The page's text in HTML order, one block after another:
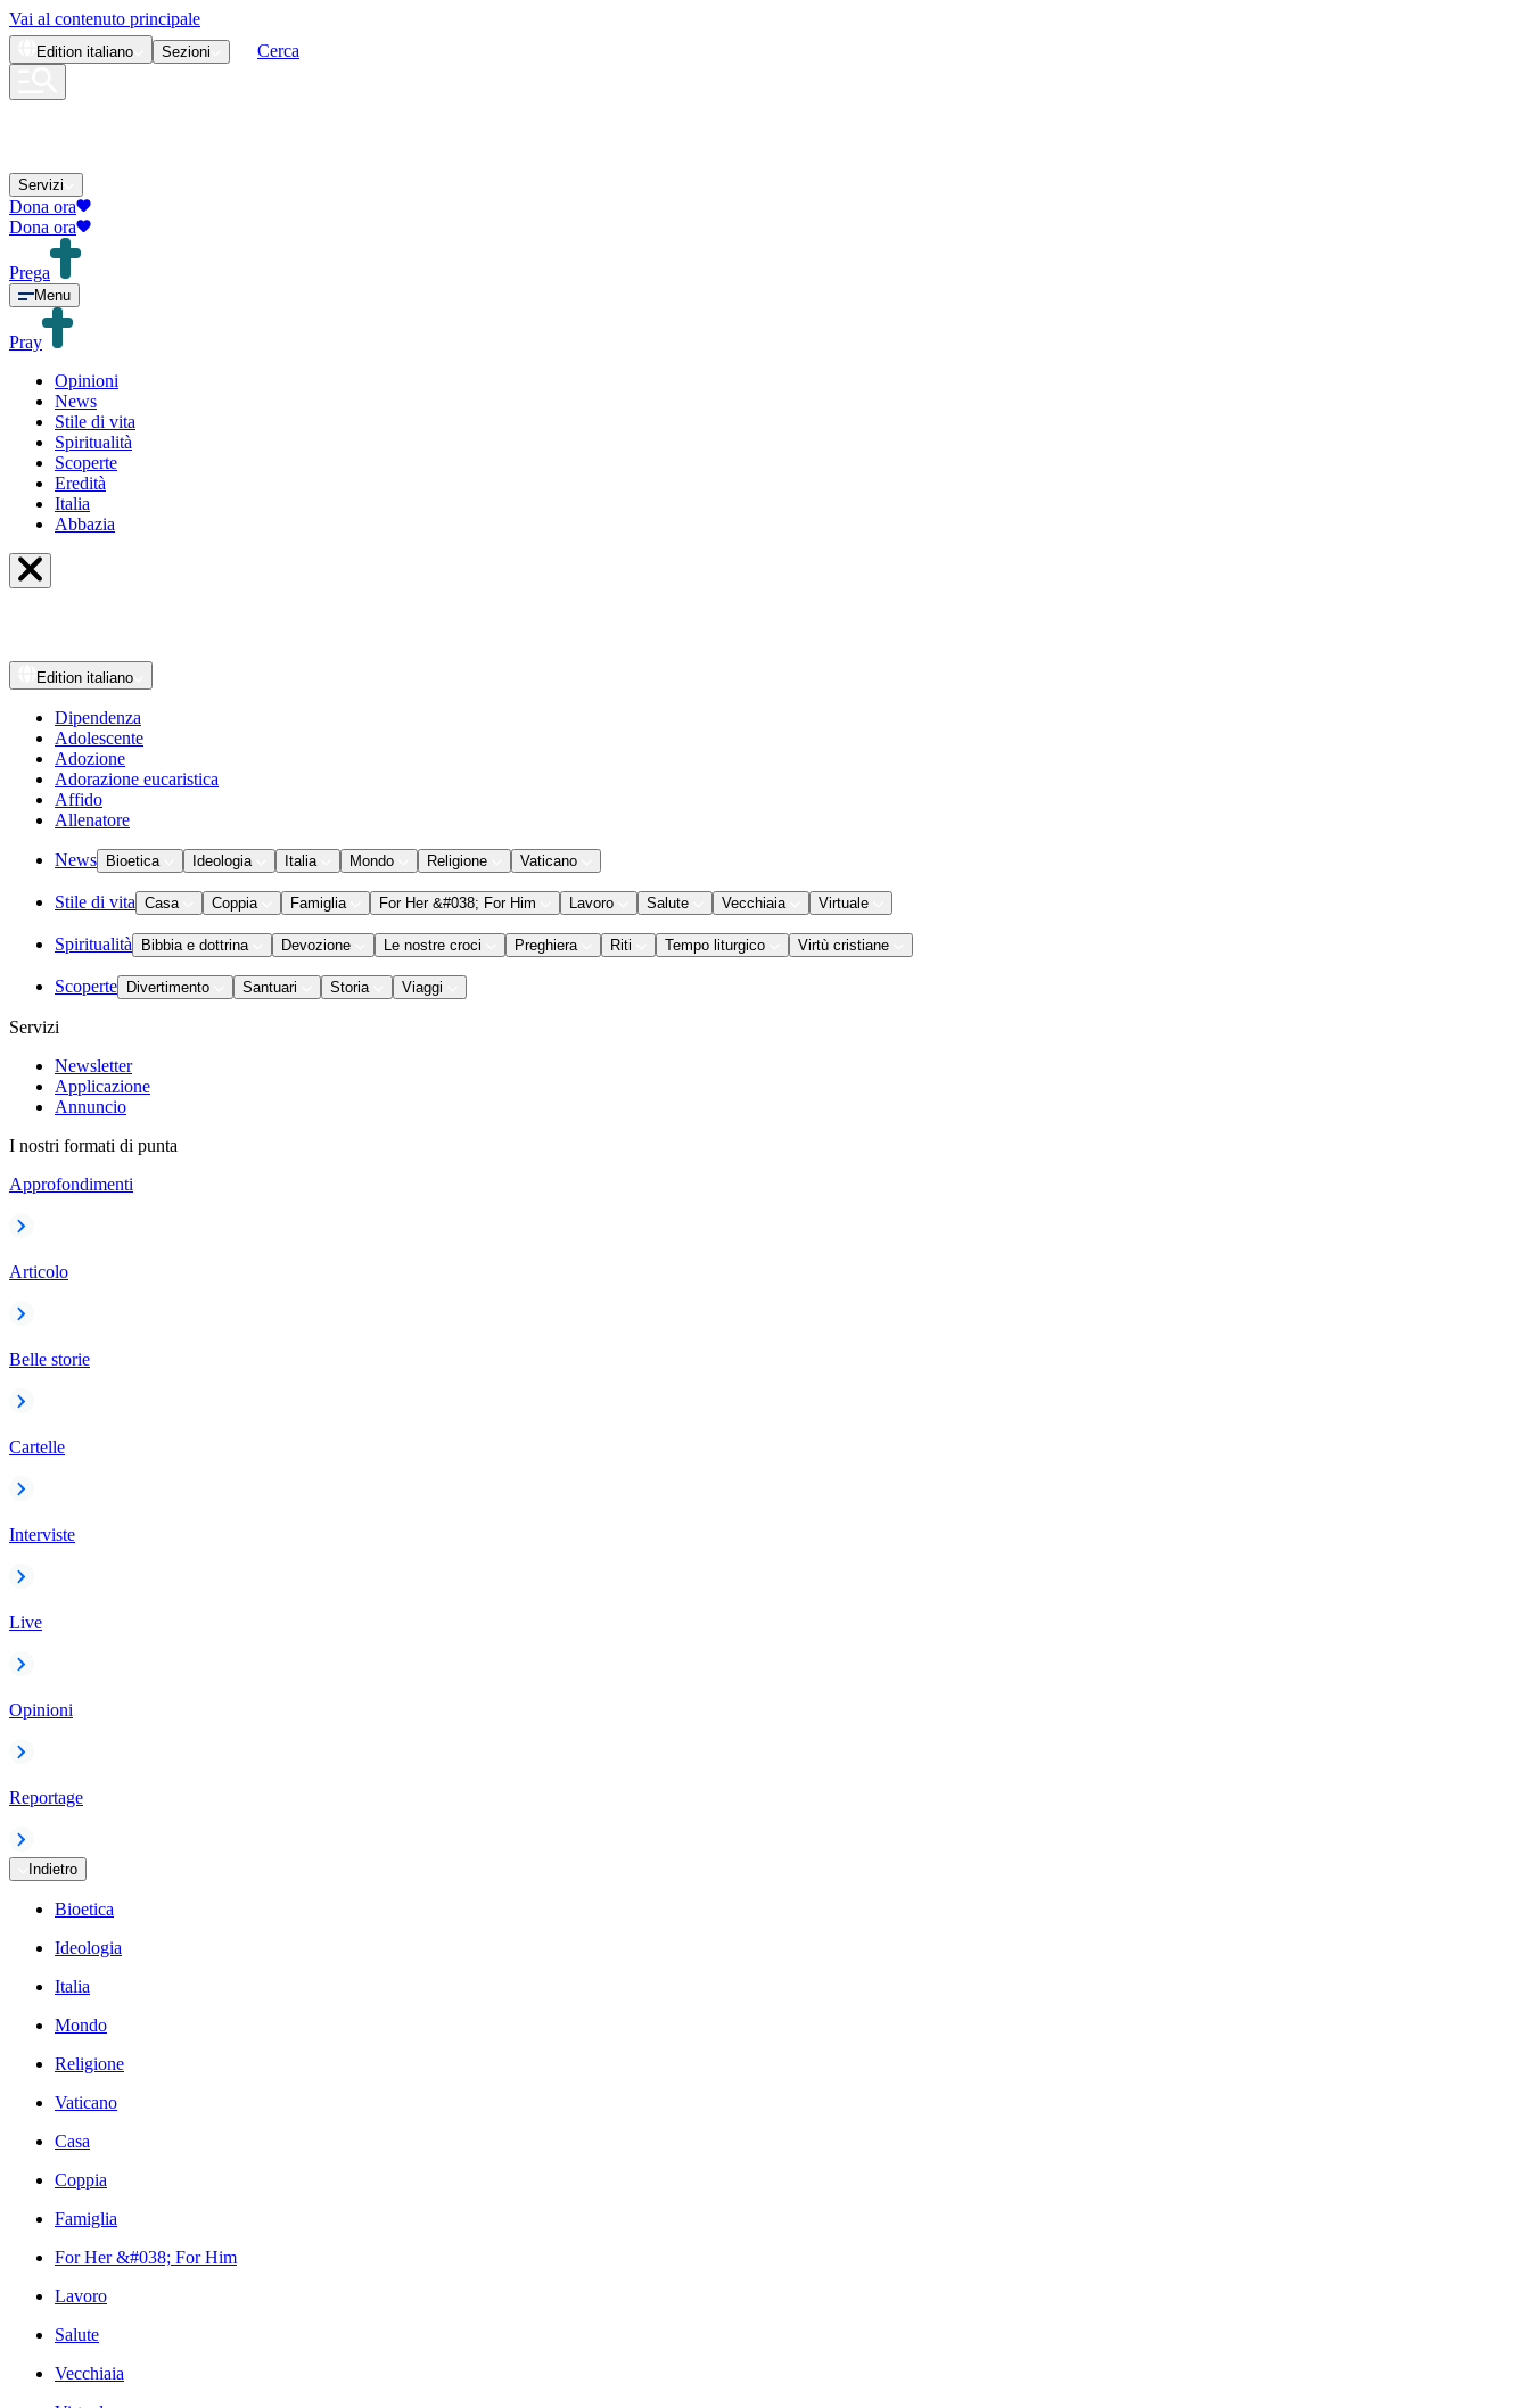
Vai al contenuto principale
Edition italiano Sezioni Cerca
Servizi
Dona ora
Dona ora
Prega
Menu
Pray
Opinioni
News
Stile di vita
Spiritualità
Scoperte
Eredità
Italia
Abbazia
Edition italiano
Dipendenza
Adolescente
Adozione
Adorazione eucaristica
Affido
Allenatore
News Bioetica Ideologia Italia Mondo Religione Vaticano
Stile di vita Casa Coppia Famiglia For Her &#038; For Him Lavoro Salute Vecchiaia Virtuale
Spiritualità Bibbia e dottrina Devozione Le nostre croci Preghiera Riti Tempo liturgico Virtù cristiane
Scoperte Divertimento Santuari Storia Viaggi
Servizi
Newsletter
Applicazione
Annuncio
I nostri formati di punta
Approfondimenti
Articolo
Belle storie
Cartelle
Interviste
Live
Opinioni
Reportage
Indietro
Bioetica
Ideologia
Italia
Mondo
Religione
Vaticano
Casa
Coppia
Famiglia
For Her &#038; For Him
Lavoro
Salute
Vecchiaia